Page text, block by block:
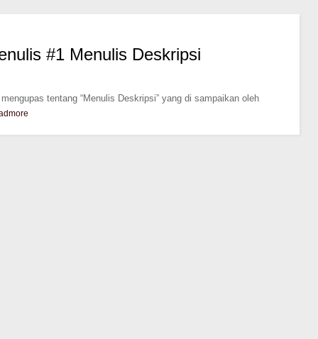
#1 Menulis Deskripsi
tentang “Menulis Deskripsi” yang di sampaikan oleh